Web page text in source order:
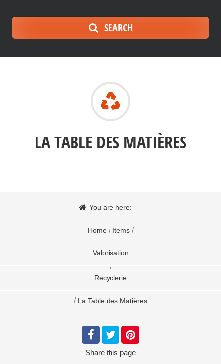
SEARCH
LA TABLE DES MATIÈRES
You are here:
Home / Items /
Valorisation
,
Recyclerie
/ La Table des Matières
Share this page